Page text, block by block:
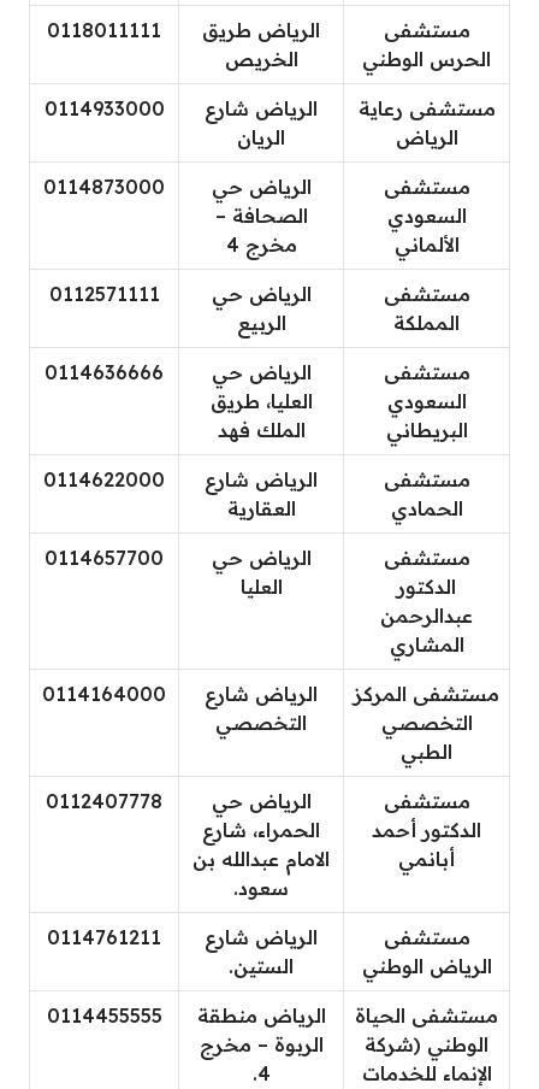
مستشفى
الحرس الوطني
الرياض طريق
الخريص
0118011111
مستشفى رعاية
الرياض
الرياض شارع
الريان
0114933000
مستشفى
السعودي
الألماني
الرياض حي
الصحافة –
مخرج 4
0114873000
مستشفى
المملكة
الرياض حي
الربيع
0112571111
مستشفى
السعودي
البريطاني
الرياض حي
العليا، طريق
الملك فهد
0114636666
مستشفى
الحمادي
الرياض شارع
العقارية
0114622000
مستشفى
الدكتور
عبدالرحمن
المشاري
الرياض حي
العليا
0114657700
مستشفى المركز
التخصصي
الطبي
الرياض شارع
التخصصي
0114164000
مستشفى
الدكتور أحمد
أبانمي
الرياض حي
الحمراء، شارع
الامام عبدالله بن
سعود.
0112407778
مستشفى
الرياض الوطني
الرياض شارع
الستين.
0114761211
مستشفى الحياة
الوطني (شركة
الإنماء للخدمات
الرياض منطقة
الربوة – مخرج
4.
0114455555